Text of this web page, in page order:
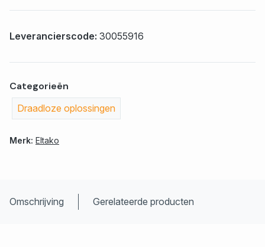
Leverancierscode: 30055916
Categorieën
Draadloze oplossingen
Merk: Eltako
Omschrijving Gerelateerde producten